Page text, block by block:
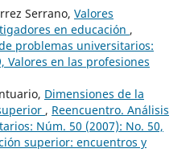
Serrano, Valores
en educación ,
problemas universitarios:
Valores en las profesiones
Dimensiones de la
, Reencuentro. Análisis
Núm. 50 (2007): No. 50,
superior: encuentros y